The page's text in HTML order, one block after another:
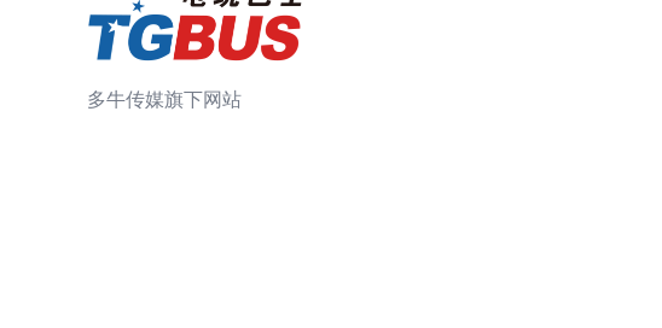
多牛传媒旗下网站